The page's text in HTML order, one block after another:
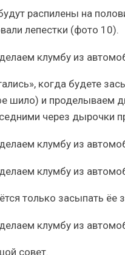
распилены на
лепестки (фото 10).
когда будете
шило) и проделываем
через дырочки
только засыпать
совет.